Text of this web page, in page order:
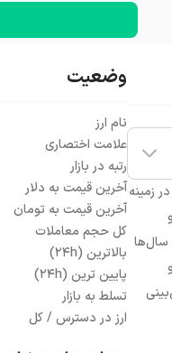
زمینه
سال‌ها
وضعیت
نام ارز
علامت اختصاری
رتبه در بازار
آخرین قیمت به دلار
آخرین قیمت به تومان
کل حجم معاملات
بالاترین (۲۴h)
پایین ترین (۲۴h)
تسلط به بازار
ارز در دسترس / کل